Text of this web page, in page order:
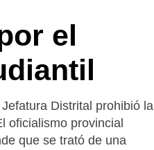
el
Distrital prohibió la
oficialismo provincial
que se trató de una